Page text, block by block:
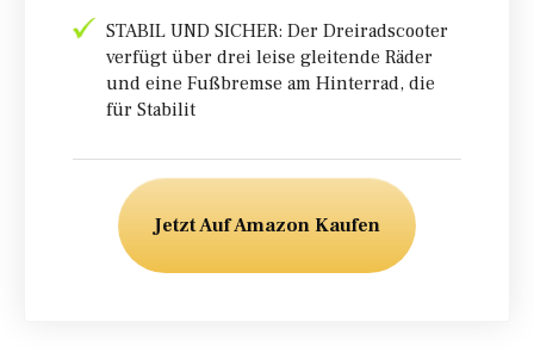
STABIL UND SICHER: Der Dreiradscooter
verfügt über drei leise gleitende Räder
und eine Fußbremse am Hinterrad, die
für Stabilit
Jetzt Auf Amazon Kaufen